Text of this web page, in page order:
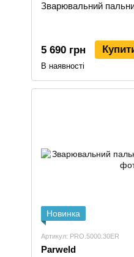
Зварювальний
5 690 грн
В наявності
Новинка
Артикул: PRO.5000.30ER
Parweld